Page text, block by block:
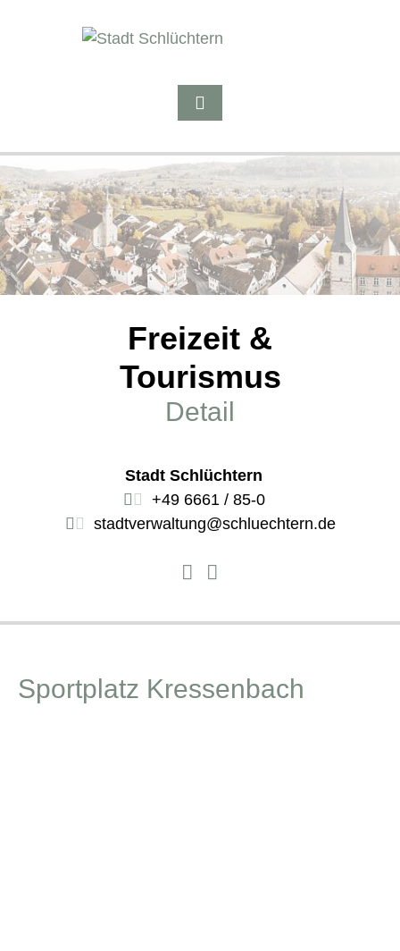
Freizeit &
Tourismus
Detail
Stadt Schlüchtern
+49 6661 / 85-0
stadtverwaltung@schluechtern.de
Sportplatz Kressenbach